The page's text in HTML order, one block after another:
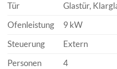
Tür
Glastür,
Ofenleistung
9 kW
Steuerung
Extern
Personen
4